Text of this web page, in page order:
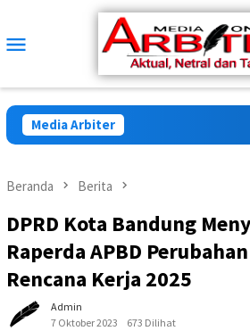
konten
Mobile
Media Arbiter
Beranda Berita
DPRD Kota Bandung
Raperda APBD
Rencana Kerja 2025
Admin
7 Oktober 2023
673 Dilihat